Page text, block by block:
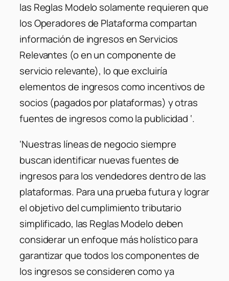
las Reglas Modelo solamente requieren que
los Operadores de Plataforma compartan
información de ingresos en Servicios
Relevantes (o en un componente de
servicio relevante), lo que excluiría
elementos de ingresos como incentivos de
socios (pagados por plataformas) y otras
fuentes de ingresos como la publicidad ‘.
‘Nuestras líneas de negocio siempre
buscan identificar nuevas fuentes de
ingresos para los vendedores dentro de las
plataformas. Para una prueba futura y lograr
el objetivo del cumplimiento tributario
simplificado, las Reglas Modelo deben
considerar un enfoque más holístico para
garantizar que todos los componentes de
los ingresos se consideren como ya